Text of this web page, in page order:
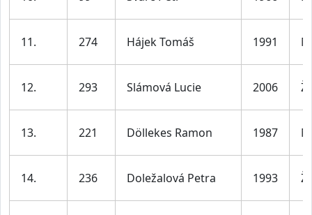
11. 274 Hájek Tomáš 1991 M
12. 293 Slámová Lucie 2006 Ž
13. 221 Döllekes Ramon 1987 M
14. 236 Doležalová Petra 1993 Ž